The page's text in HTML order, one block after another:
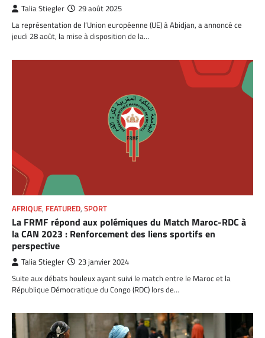
Talia Stiegler 29 août 2025
La représentation de l’Union européenne (UE) à Abidjan, a annoncé ce
jeudi 28 août, la mise à disposition de la…
AFRIQUE, FEATURED, SPORT
La FRMF répond aux polémiques du Match Maroc-RDC à
la CAN 2023 : Renforcement des liens sportifs en
perspective
Talia Stiegler 23 janvier 2024
Suite aux débats houleux ayant suivi le match entre le Maroc et la
République Démocratique du Congo (RDC) lors de…